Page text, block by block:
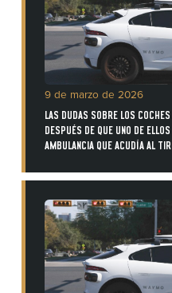
9 de marzo de 2026
LAS DUDAS SOBRE LOS
DESPUÉS DE QUE UNO DE
AMBULANCIA QUE ACUDÍA AL